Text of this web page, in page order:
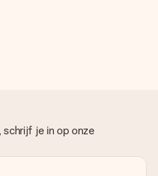
je in op onze